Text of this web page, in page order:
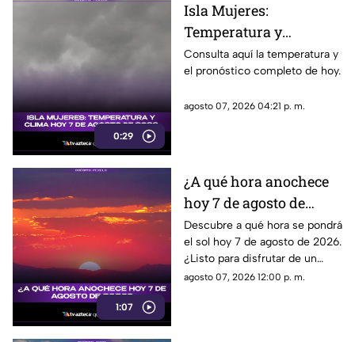
0:29
Isla Mujeres:
Temperatura y
pronóstico del clima
para hoy, 7 de agosto de
Consulta aquí la temperatura y
el pronóstico completo de hoy.
agosto 07, 2026 04:21 p. m.
1:07
¿A qué hora anochece
hoy 7 de agosto de
2026?
Descubre a qué hora se pondrá
el sol hoy 7 de agosto de 2026.
¿Listo para disfrutar de un
hermoso atardecer? ¡Entérate
agosto 07, 2026 12:00 p. m.